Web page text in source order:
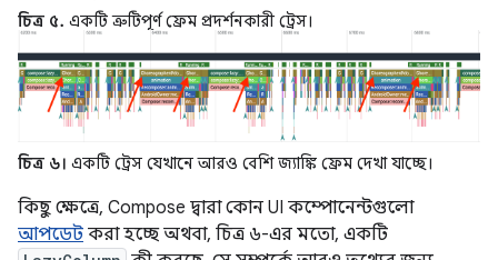
চিত্র ৫. একটি ত্রুটিপূর্ণ ফ্রেম প্রদর্শনকারী ট্রেস।
চিত্র ৬। একটি ট্রেস যেখানে আরও বেশি জ্যাঙ্কি ফ্রেম দেখা যাচ্ছে।
কিছু ক্ষেত্রে, Compose দ্বারা কোন UI কম্পোনেন্টগুলো
আপডেট করা হচ্ছে অথবা, চিত্র ৬-এর মতো, একটি